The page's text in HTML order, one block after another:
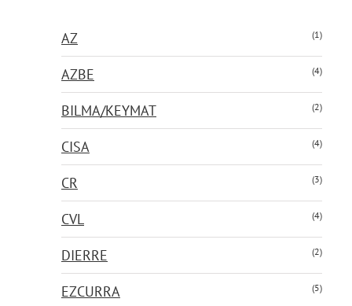
AZ (1)
AZBE (4)
BILMA/KEYMAT (2)
CISA (4)
CR (3)
CVL (4)
DIERRE (2)
EZCURRA (5)